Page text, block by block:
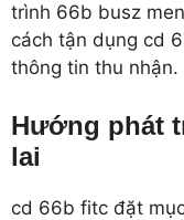
trình 66b busz
cách tận dụng cd
thông tin thu nhận.
Hướng phát
lai
cd 66b fitc đặt